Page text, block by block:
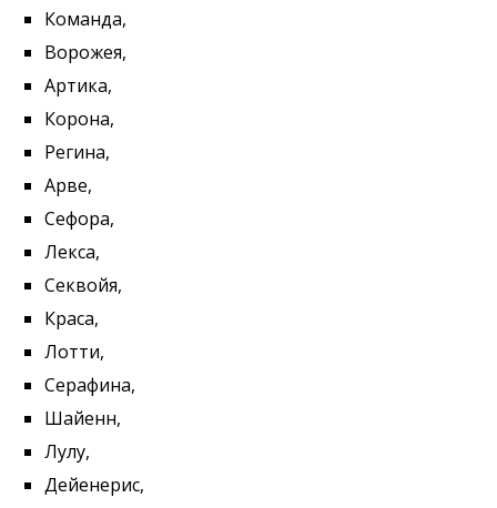
Команда,
Ворожея,
Артика,
Корона,
Регина,
Арве,
Сефора,
Лекса,
Секвойя,
Краса,
Лотти,
Серафина,
Шайенн,
Лулу,
Дейенерис,